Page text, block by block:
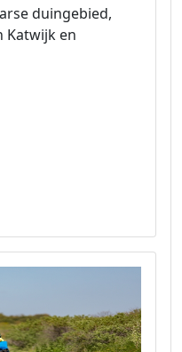
duingebied,
Katwijk en